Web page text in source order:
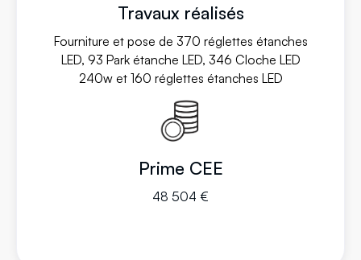
Travaux réalisés
Fourniture et pose de 370 réglettes étanches
LED, 93 Park étanche LED, 346 Cloche LED
240w et 160 réglettes étanches LED
Prime CEE
48 504 €